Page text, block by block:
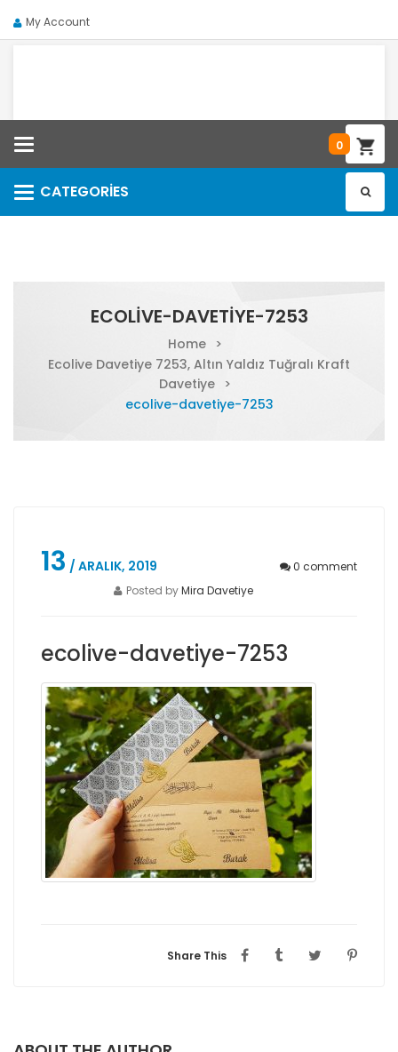
My Account
0
CATEGORIES
Categories
ECOLIVE-DAVETIYE-7253
Home
>
Ecolive Davetiye 7253, Altın Yaldız Tuğralı Kraft
Davetiye
>
ecolive-davetiye-7253
13 / ARALIK, 2019 0 comment
Posted byMira Davetiye
ecolive-davetiye-7253
Share This